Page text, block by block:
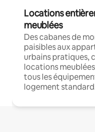
Locations
meublées
Des cabanes de
paisibles aux
urbains pratiques,
locations
tous les
logement